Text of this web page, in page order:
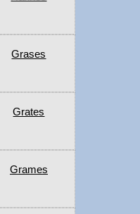
Grases
Grates
Grames